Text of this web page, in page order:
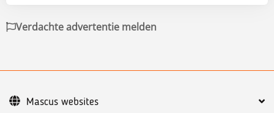
Verdachte advertentie melden
Mascus websites